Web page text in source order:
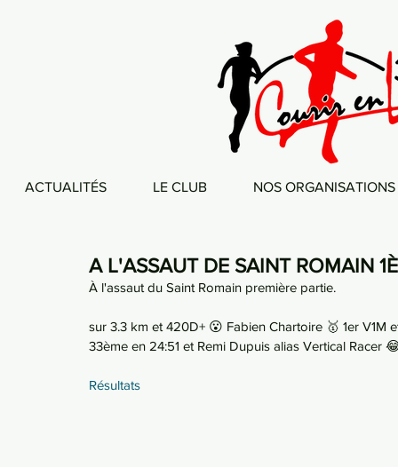
ACTUALITÉS LE CLUB NOS ORGANISATIONS
A L'ASSAUT DE SAINT ROMAIN
À l'assaut du Saint Romain première partie.
sur 3.3 km et 420D+ 😮 Fabien Chartoire 🥇 1er
33ème en 24:51 et Remi Dupuis alias Vertical Racer
Résultats